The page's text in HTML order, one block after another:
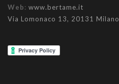
Web: www.bertame.it
Via Lomonaco 13, 20131 Milano